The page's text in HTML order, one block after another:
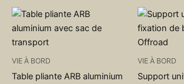
VIE À BORD
Table pliante ARB aluminium
VIE À BORD
Support